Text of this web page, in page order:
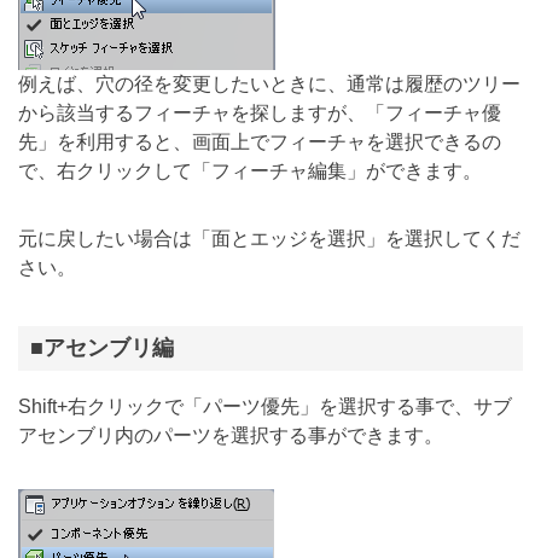
例えば、穴の径を変更したいときに、通常は履歴のツリー
から該当するフィーチャを探しますが、「フィーチャ優
先」を利用すると、画面上でフィーチャを選択できるの
で、右クリックして「フィーチャ編集」ができます。
元に戻したい場合は「面とエッジを選択」を選択してくだ
さい。
■アセンブリ編
Shift+右クリックで「パーツ優先」を選択する事で、サブ
アセンブリ内のパーツを選択する事ができます。